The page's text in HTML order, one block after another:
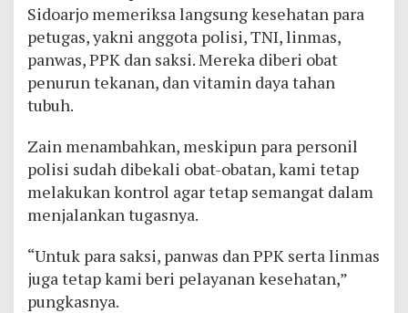
Sidoarjo memeriksa langsung kesehatan para
petugas, yakni anggota polisi, TNI, linmas,
panwas, PPK dan saksi. Mereka diberi obat
penurun tekanan, dan vitamin daya tahan
tubuh.
Zain menambahkan, meskipun para personil
polisi sudah dibekali obat-obatan, kami tetap
melakukan kontrol agar tetap semangat dalam
menjalankan tugasnya.
“Untuk para saksi, panwas dan PPK serta linmas
juga tetap kami beri pelayanan kesehatan,”
pungkasnya.